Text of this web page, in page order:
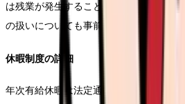
は残業が発生することもあるため、残業
の扱いについても事前に確認しておくこ
休暇制度の詳細
年次有給休暇は法定通り付与されるのが